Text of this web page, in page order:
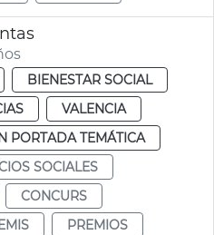
BIENESTAR SOCIAL
VALENCIA
PORTADA TEMÁTICA
SOCIALES
CONCURS
PREMIOS